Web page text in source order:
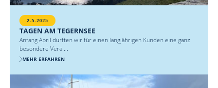
2.5.2025
TAGEN AM TEGERNSEE
Anfang April durften wir für einen langjährigen Kunden eine ganz
besondere Vera....
MEHR ERFAHREN